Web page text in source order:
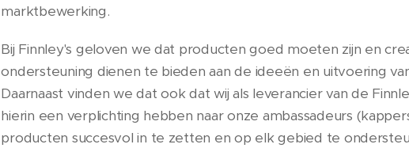
marktbewerking.
Bij Finnley's geloven we dat producten goed moeten zijn en
ondersteuning dienen te bieden aan de ideeën en uitvoering
Daarnaast vinden we dat ook dat wij als leverancier van de
hierin een verplichting hebben naar onze ambassadeurs
producten succesvol in te zetten en op elk gebied te